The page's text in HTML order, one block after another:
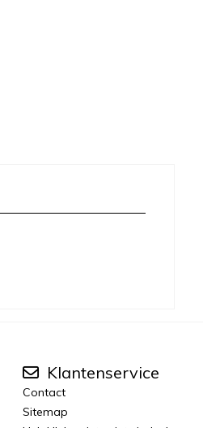
Klantenservice
Contact
Sitemap